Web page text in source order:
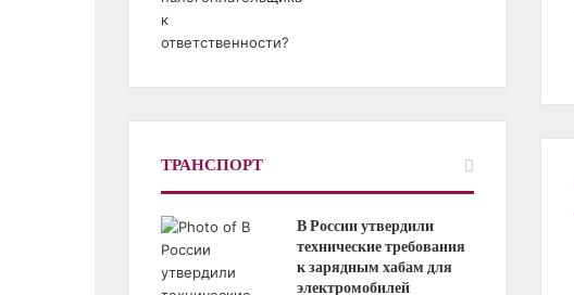
ТРАНСПОРТ
В России утвердили
технические требования
к зарядным хабам для
электромобилей